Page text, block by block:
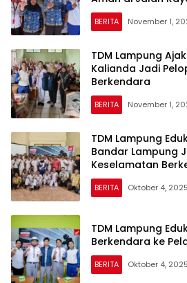
BERITA November 1,
TDM Lampung
Kalianda Jadi
Berkendara
BERITA November 1,
TDM Lampung
Bandar Lampung
Keselamatan
BERITA Oktober 4, 2025
TDM Lampung
Berkendara ke
BERITA Oktober 4, 2025